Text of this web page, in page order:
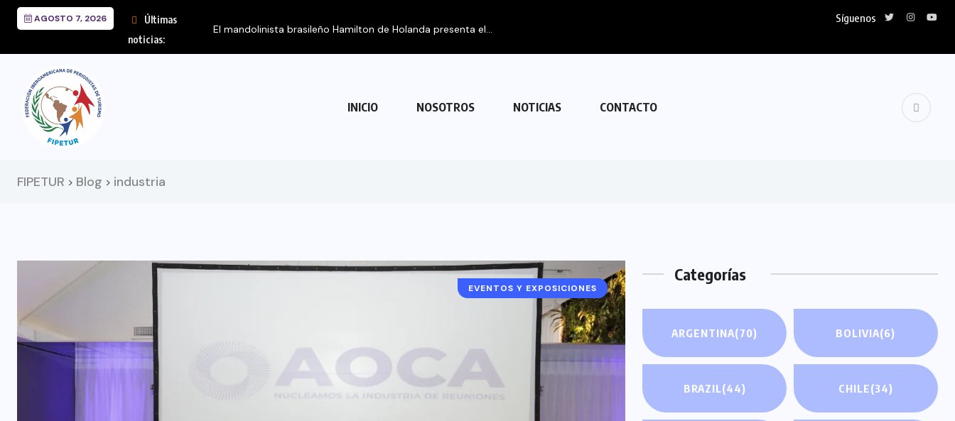
AGOSTO 7, 2026
Últimas
noticias:
El mandolinista brasileño Hamilton de Holanda presenta el...
Síguenos
INICIO NOSOTROS NOTICIAS CONTACTO
FIPETUR > Blog > industria
ARGENTINA
EVENTOS Y EXPOSICIONES
Categorías
ARGENTINA(70) BOLIVIA(6)
BRAZIL(44) CHILE(34)